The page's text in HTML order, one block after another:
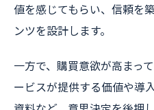
値を感じてもらい、信頼を
ンツを設計します。
一方で、購買意欲が高まっ
ービスが提供する価値や導